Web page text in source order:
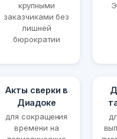
крупными
заказчиками без
лишней
бюрократии
Акты сверки в
Диадоке
для сокращения
времени на